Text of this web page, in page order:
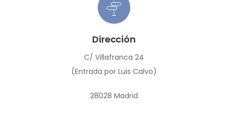
Dirección
C/ Villafranca 24
(Entrada por Luis Calvo)
28028 Madrid